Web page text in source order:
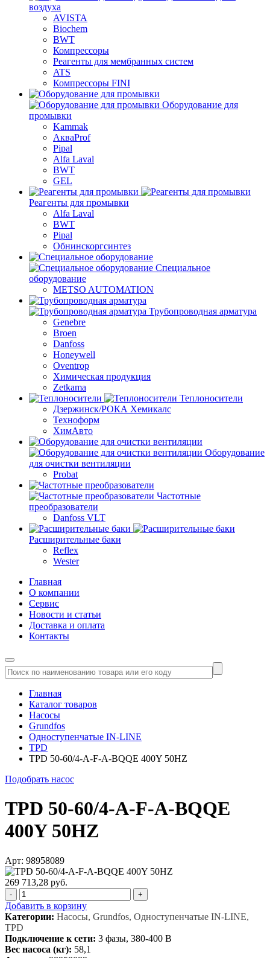
воздуха
AVISTA
Biochem
BWT
Компрессоры
Реагенты для мембранных систем
ATS
Компрессоры FINI
Оборудование для
промывки
Kammak
АкваProf
Pipal
Alfa Laval
BWT
GEL
Реагенты для промывки
Alfa Laval
BWT
Pipal
Обнинскоргсинтез
Специальное
оборудование
METSO AUTOMATION
Трубопроводная арматура
Genebre
Broen
Danfoss
Honeywell
Oventrop
Химическая продукция
Zetkama
Теплоносители
Дзержинск/РОКА Хемикалс
Техноформ
ХимАвто
Оборудование
для очистки вентиляции
Probat
Частотные
преобразователи
Danfoss VLT
Расширительные баки
Reflex
Wester
Главная
О компании
Сервис
Новости и статьи
Доставка и оплата
Контакты
Главная
Каталог товаров
Насосы
Grundfos
Одноступенчатые IN-LINE
TPD
TPD 50-60/4-A-F-A-BQQE 400Y 50HZ
Подобрать насос
TPD 50-60/4-A-F-A-BQQE
400Y 50HZ
Арт: 98958089
269 713,28 руб.
- +
Добавить в корзину
Категории: Насосы, Grundfos, Одноступенчатые IN-LINE,
TPD
Подключение к сети: 3 фазы, 380-400 В
Вес насоса (кг): 58,1